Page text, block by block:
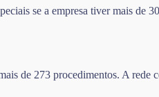
se a empresa tiver mais
de 273 procedimentos. A